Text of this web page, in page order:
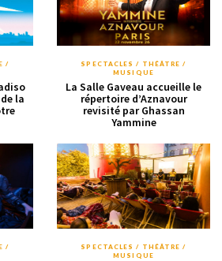
/
la
SPECTACLES / THÉÂTRE /
MUSIQUE
La Salle Gaveau accueille le
répertoire d’Aznavour
revisité par Ghassan
Yammine
/
SPECTACLES / THÉÂTRE /
MUSIQUE